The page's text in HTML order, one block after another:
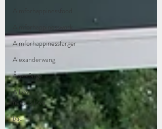
Aimforhappinessfarger
Alexanderwang
Åretsfarge
All you
need is love
bad